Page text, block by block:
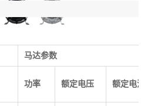
马达参数
功率 额定电压 额定电